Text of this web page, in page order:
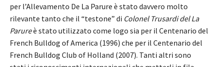
per l’Allevamento De La Parure è stato davvero molto
rilevante tanto che il “testone” di Colonel Trusardi del La
Parureè stato utilizzato come logo sia per il Centenario del
French Bulldog of America (1996) che per il Centenario del
French Bulldog Club of Holland (2007). Tanti altri sono